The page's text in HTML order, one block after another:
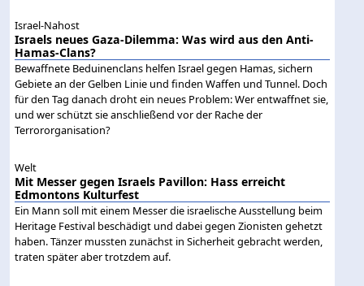
Israel-Nahost
Israels neues Gaza-Dilemma: Was wird aus den Anti-
Hamas-Clans?
Bewaffnete Beduinenclans helfen Israel gegen Hamas, sichern
Gebiete an der Gelben Linie und finden Waffen und Tunnel. Doch
für den Tag danach droht ein neues Problem: Wer entwaffnet sie,
und wer schützt sie anschließend vor der Rache der
Terrororganisation?
Welt
Mit Messer gegen Israels Pavillon: Hass erreicht
Edmontons Kulturfest
Ein Mann soll mit einem Messer die israelische Ausstellung beim
Heritage Festival beschädigt und dabei gegen Zionisten gehetzt
haben. Tänzer mussten zunächst in Sicherheit gebracht werden,
traten später aber trotzdem auf.